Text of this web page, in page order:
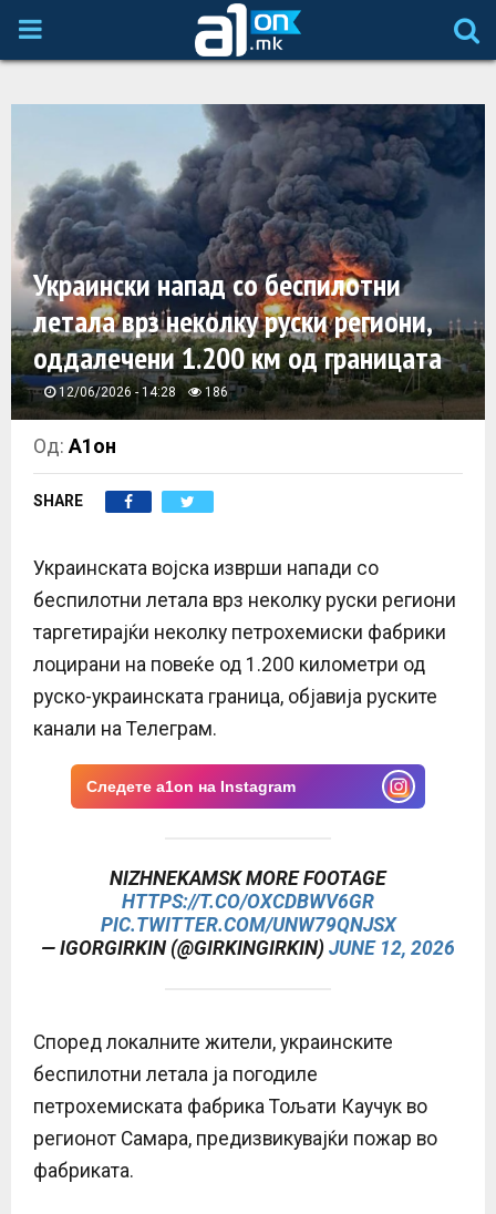
P
M
A
R
Y
M
E
N
U
Украински напад со беспилотни
летала врз неколку руски региони,
оддалечени 1.200 км од границата
12/06/2026 - 14:28 186
Од:А1он
SHARE
Украинската војска изврши напади со
беспилотни летала врз неколку руски региони
таргетирајќи неколку петрохемиски фабрики
лоцирани на повеќе од 1.200 километри од
руско-украинската граница, објавија руските
канали на Телеграм.
Следете a1on на Instagram
NIZHNEKAMSK MORE FOOTAGE
HTTPS://T.CO/OXCDBWV6GR
PIC.TWITTER.COM/UNW79QNJSX
— IGORGIRKIN (@GIRKINGIRKIN) JUNE 12, 2026
Според локалните жители, украинските
беспилотни летала ја погодиле
петрохемиската фабрика Тољати Каучук во
регионот Самара, предизвикувајќи пожар во
фабриката.